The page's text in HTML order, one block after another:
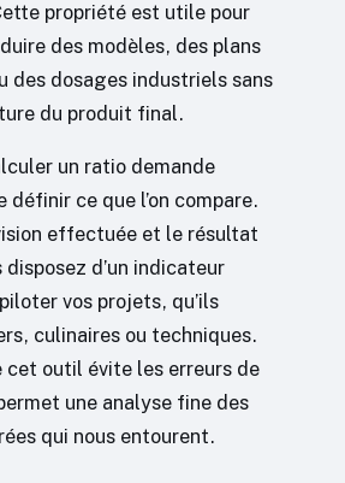
propriété est utile pour
des modèles, des plans
des dosages industriels sans
du produit final.
un ratio demande
définir ce que l’on compare.
effectuée et le résultat
d’un indicateur
vos projets, qu’ils
culinaires ou techniques.
cet outil évite les erreurs de
une analyse fine des
qui nous entourent.